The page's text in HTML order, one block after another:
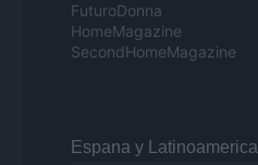
FuturoDonna
HomeMagazine
SecondHomeMagazine
Espana y Latinoamerica